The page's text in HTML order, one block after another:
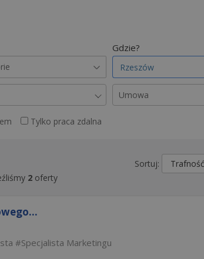
Gdzie?
Umowa
Tylko praca zdalna
Sortuj:
2 oferty
Specjalista Marketingu